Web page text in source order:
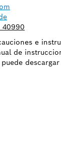
40990
e
de
descargar